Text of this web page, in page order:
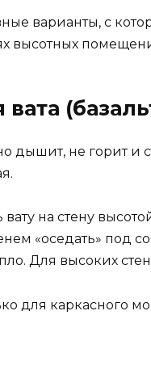
варианты, с
высотных
дышит, не горит и
на стену
«оседать» под
Для высоких
для каркасного